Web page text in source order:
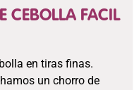
CEBOLLA FACIL
en tiras finas.
un chorro de